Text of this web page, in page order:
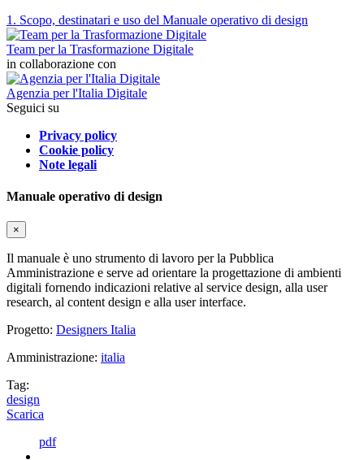
1. Scopo, destinatari e uso del Manuale operativo di design
Team per la Trasformazione Digitale
in collaborazione con
Agenzia per l'Italia Digitale
Seguici su
Privacy policy
Cookie policy
Note legali
Manuale operativo di design
×
Il manuale è uno strumento di lavoro per la Pubblica
Amministrazione e serve ad orientare la progettazione di ambienti
digitali fornendo indicazioni relative al service design, alla user
research, al content design e alla user interface.
Progetto: Designers Italia
Amministrazione: italia
Tag:
design
Scarica
pdf